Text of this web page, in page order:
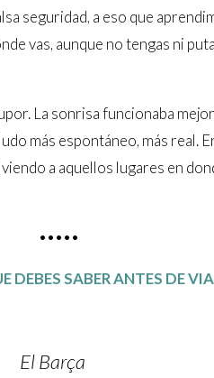
seguridad, a eso que
vas, aunque no tengas ni
La sonrisa funcionaba
más espontáneo, más real.
a aquellos lugares en
•••••
DEBES SABER ANTES DE
El Barça